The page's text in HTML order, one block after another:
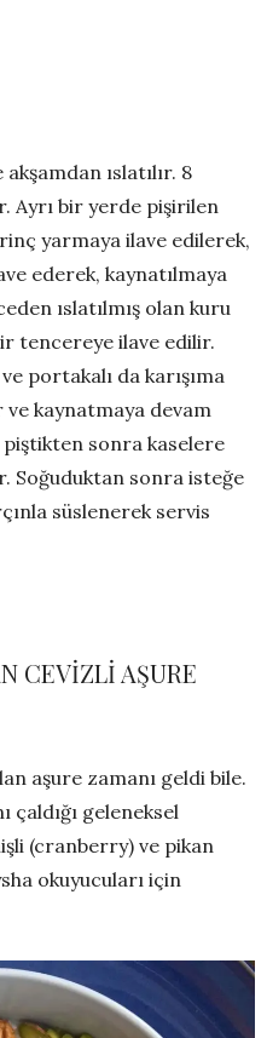
ıslatılır. 8
Ayrı bir yerde pişirilen
yarmaya ilave edilerek,
ederek, kaynatılmaya
ıslatılmış olan kuru
tencereye ilave edilir.
portakalı da karışıma
ve kaynatmaya devam
piştikten sonra kaselere
Soğuduktan sonra isteğe
süslenerek servis
CEVİZLİ AŞURE
aşure zamanı geldi bile.
çaldığı geleneksel
(cranberry) ve pikan
okuyucuları için